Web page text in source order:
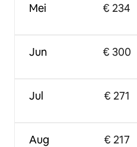
Mei
Jun
Jul
Aug
€ 234
€ 300
€ 271
€ 217